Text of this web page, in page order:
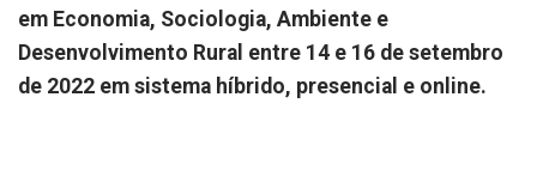
em Economia, Sociologia, Ambiente e
Desenvolvimento Rural entre 14 e 16 de setembro
de 2022 em sistema híbrido, presencial e online.